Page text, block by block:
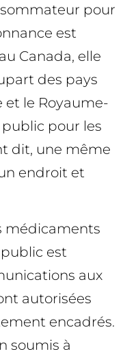
pour
est
Canada, elle
des pays
et le Royaume-
pour les
dit, une même
endroit et
médicaments
est
aux
autorisées
encadrés.
soumis à